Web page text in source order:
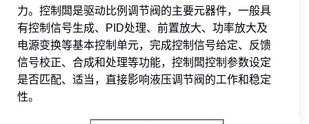
力。控制闆是驱动比例调节阀的主要元器件，一般具
有控制信号生成、PID处理、前置放大、功率放大及
电源变换等基本控制单元，完成控制信号给定、反馈
信号校正、合成和处理等功能，控制闆控制参数设定
是否匹配、适当，直接影响液压调节阀的工作和稳定
性。